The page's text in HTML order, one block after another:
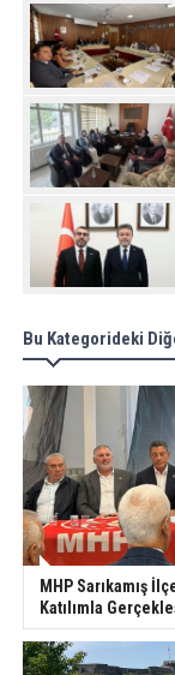
Projesi"
Bu Kategorideki
MHP Sarıkamış
Katılımla